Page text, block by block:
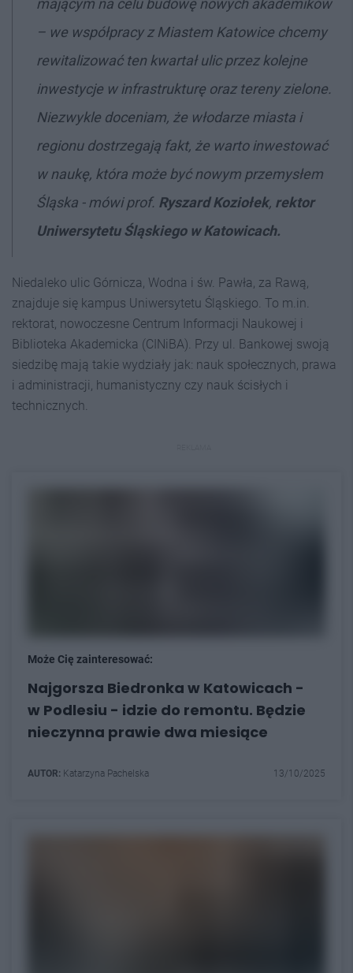
mającym na celu budowę nowych akademików
– we współpracy z Miastem Katowice chcemy
rewitalizować ten kwartał ulic przez kolejne
inwestycje w infrastrukturę oraz tereny zielone.
Niezwykle doceniam, że włodarze miasta i
regionu dostrzegają fakt, że warto inwestować
w naukę, która może być nowym przemysłem
Śląska -mówi prof. Ryszard Koziołek, rektor
Uniwersytetu Śląskiego w Katowicach.
Niedaleko ulic Górnicza, Wodna i św. Pawła, za Rawą,
znajduje się kampus Uniwersytetu Śląskiego. To m.in.
rektorat, nowoczesne Centrum Informacji Naukowej i
Biblioteka Akademicka (CINiBA). Przy ul. Bankowej swoją
siedzibę mają takie wydziały jak: nauk społecznych, prawa
i administracji, humanistyczny czy nauk ścisłych i
technicznych.
Może Cię zainteresować:
Najgorsza Biedronka w Katowicach -
w Podlesiu - idzie do remontu. Będzie
nieczynna prawie dwa miesiące
AUTOR: Katarzyna Pachelska 13/10/2025